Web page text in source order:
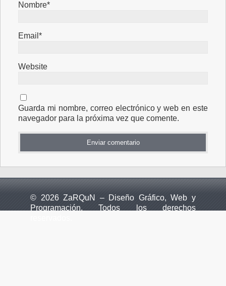
Nombre*
Email*
Website
Guarda mi nombre, correo electrónico y web en este
navegador para la próxima vez que comente.
© 2026 ZaRQuN – Diseño Gráfico, Web y
Programación. Todos los derechos